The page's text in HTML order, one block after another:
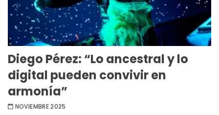
Diego Pérez: “Lo ancestral y lo
digital pueden convivir en
armonía”
NOVIEMBRE 2025